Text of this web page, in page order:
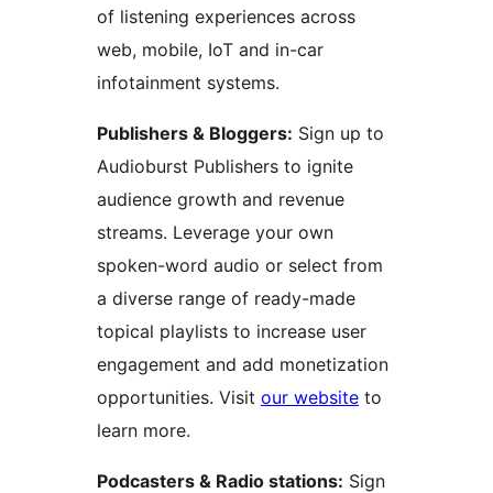
of listening experiences across
web, mobile, IoT and in-car
infotainment systems.
Publishers & Bloggers: Sign up to
Audioburst Publishers to ignite
audience growth and revenue
streams. Leverage your own
spoken-word audio or select from
a diverse range of ready-made
topical playlists to increase user
engagement and add monetization
opportunities. Visit our website to
learn more.
Podcasters & Radio stations: Sign